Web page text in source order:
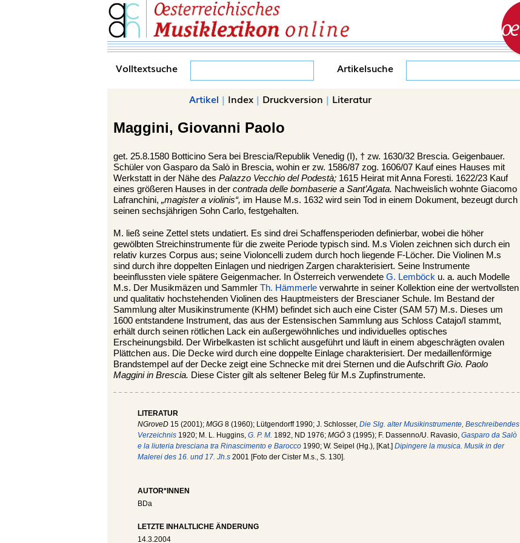
Volltextsuche Artikelsuche
Artikel | Index | Druckversion | Literatur
Maggini, Giovanni Paolo
get. 25.8.1580 Botticino Sera bei Brescia/Republik Venedig (I), † zw. 1630/32 Brescia. Geigenbauer.
Schüler von Gasparo da Salò in Brescia, wohin er zw. 1586/87 zog. 1606/07 Kauf eines Hauses mit
Werkstatt in der Nähe des Palazzo Vecchio del Podestà; 1615 Heirat mit Anna Foresti. 1622/23 Kauf
eines größeren Hauses in der contrada delle bombaserie a Sant’Agata. Nachweislich wohnte Giacomo
Lafranchini, „magister a violinis“, im Hause M.s. 1632 wird sein Tod in einem Dokument, bezeugt durch
seinen sechsjährigen Sohn Carlo, festgehalten.
M. ließ seine Zettel stets undatiert. Es sind drei Schaffensperioden definierbar, wobei die höher
gewölbten Streichinstrumente für die zweite Periode typisch sind. M.s Violen zeichnen sich durch ein
relativ kurzes Corpus aus; seine Violoncelli zudem durch hoch liegende F-Löcher. Die Violinen M.s
sind durch ihre doppelten Einlagen und niedrigen Zargen charakterisiert. Seine Instrumente
beeinflussten viele spätere Geigenmacher. In Österreich verwendete G. Lemböck u. a. auch Modelle
M.s. Der Musikmäzen und Sammler Th. Hämmerle verwahrte in seiner Kollektion eine der wertvollsten
und qualitativ hochstehenden Violinen des Hauptmeisters der Brescianer Schule. Im Bestand der
Sammlung alter Musikinstrumente (KHM) befindet sich auch eine Cister (SAM 57) M.s. Dieses um
1600 entstandene Instrument, das aus der Estensischen Sammlung aus Schloss Catajo/I stammt,
erhält durch seinen rötlichen Lack ein außergewöhnliches und individuelles optisches
Erscheinungsbild. Der Wirbelkasten ist schlicht ausgeführt und läuft in einem abgeschrägten ovalen
Plättchen aus. Die Decke wird durch eine doppelte Einlage charakterisiert. Der medaillenförmige
Brandstempel auf der Decke zeigt eine Schnecke mit drei Sternen und die Aufschrift Gio. Paolo
Maggini in Brescia. Diese Cister gilt als seltener Beleg für M.s Zupfinstrumente.
LITERATUR
NGroveD 15 (2001); MGG 8 (1960); Lütgendorff 1990; J. Schlosser, Die Slg. alter Musikinstrumente, Beschreibendes
Verzeichnis 1920; M. L. Huggins, G. P. M. 1892, ND 1976; MGÖ 3 (1995); F. Dassenno/U. Ravasio, Gasparo da Salò
e la liuteria bresciana tra Rinascimento e Barocco 1990; W. Seipel (Hg.), [Kat.] Dipingere la musica. Musik in der
Malerei des 16. und 17. Jh.s 2001 [Foto der Cister M.s., S. 130].
AUTOR*INNEN
BDa
LETZTE INHALTLICHE ÄNDERUNG
14.3.2004